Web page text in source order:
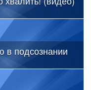
в подсознании